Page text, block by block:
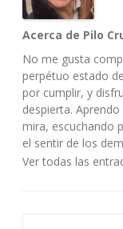
Acerca de Pilo
No me gusta
perpétuo estado
por cumplir, y
despierta.
mira, escuchando
el sentir de los
Ver todas las